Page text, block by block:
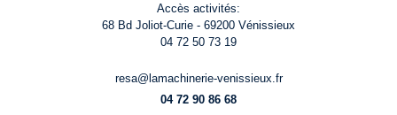
Accès activités:
68 Bd Joliot-Curie - 69200 Vénissieux
04 72 50 73 19
resa@lamachinerie-venissieux.fr
04 72 90 86 68